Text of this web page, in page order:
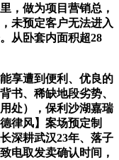
，做为项目营销总，
未预定客户无法进入
从卧套内面积超28
享遭到便利、优良的
书、稀缺地段劣势、
处），保利沙湖嘉瑞
律风】案场预定制
深耕武汉23年、落子
电取发卖确认时间，